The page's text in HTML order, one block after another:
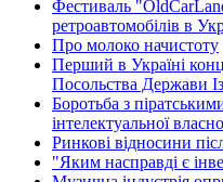
Фестиваль
ретроавтомобілів в
Про молоко начистоту
Перший в Україні
Посольства Держави
Боротьба з
інтелектуальної
Ринкові відносини
"Яким насправді є